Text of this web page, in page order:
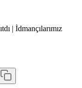
| İdmançılarımız